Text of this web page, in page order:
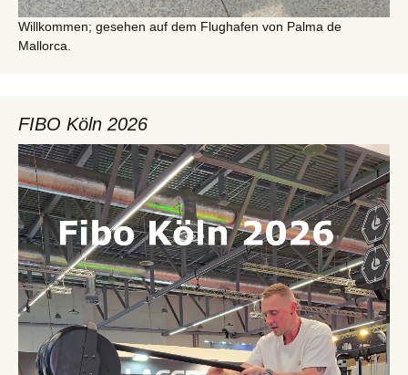
Willkommen; gesehen auf dem Flughafen von Palma de
Mallorca.
FIBO Köln 2026
Video-
Player